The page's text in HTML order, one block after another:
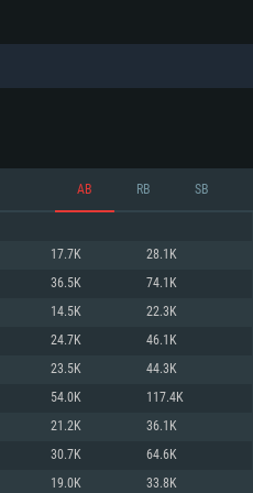
DE SISTEMA
ou versão mais recente
Xeon não suportado)
modernas do Linux de 64bit
AB RB SB
17.7K 28.1K
36.5K 74.1K
14.5K 22.3K
24.7K 46.1K
23.5K 44.3K
54.0K 117.4K
21.2K 36.1K
30.7K 64.6K
19.0K 33.8K